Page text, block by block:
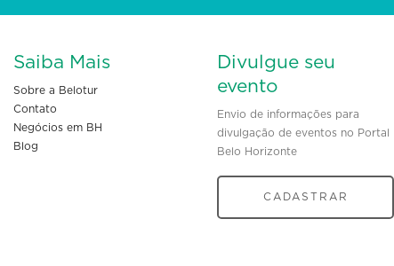
Saiba Mais
Sobre a Belotur
Contato
Negócios em BH
Blog
Divulgue seu
evento
Envio de informações para
divulgação de eventos no Portal
Belo Horizonte
CADASTRAR